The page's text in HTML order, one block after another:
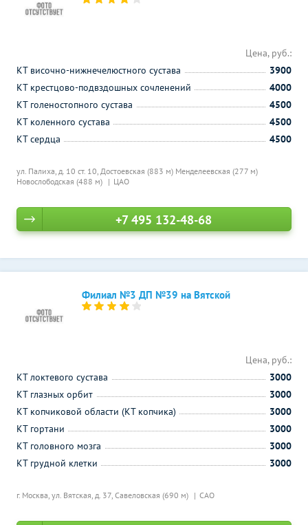
ул. Палиха, д. 10 ст. 10, Достоевская (883 м) Менделеевская (277 м)
Новослободская (488 м)
ЦАО
Цена, руб.:
КТ височно-нижнечелюстного сустава
3900
КТ крестцово-подвздошных сочленений
4000
КТ голеностопного сустава
4500
КТ коленного сустава
4500
КТ сердца
4500
+7 495 132-48-68
Филиал №3 ДП №39 на Вятской
г. Москва, ул. Вятская, д. 37, Савеловская (690 м) САО
Цена, руб.:
КТ локтевого сустава
3000
КТ глазных орбит
3000
КТ копчиковой области (КТ копчика)
3000
КТ гортани
3000
КТ головного мозга
3000
КТ грудной клетки
3000